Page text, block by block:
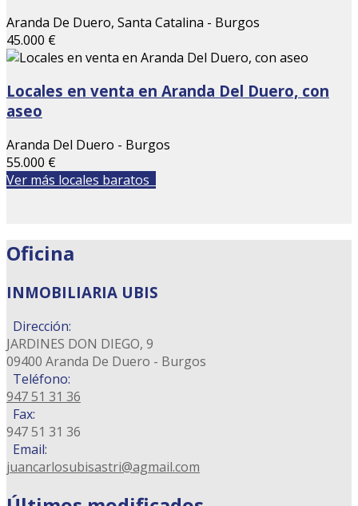
Aranda De Duero, Santa Catalina - Burgos
45.000 €
Locales en venta en Aranda Del Duero, con
aseo
Aranda Del Duero - Burgos
55.000 €
Ver más locales baratos
Oficina
INMOBILIARIA UBIS
Dirección:
JARDINES DON DIEGO, 9
09400 Aranda De Duero - Burgos
Teléfono:
947 51 31 36
Fax:
947 51 31 36
Email:
juancarlosubisastri@agmail.com